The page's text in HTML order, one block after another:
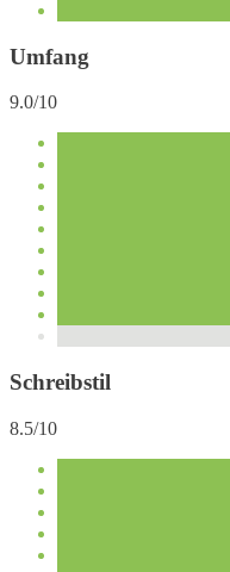
Umfang
9.0/10
Schreibstil
8.5/10